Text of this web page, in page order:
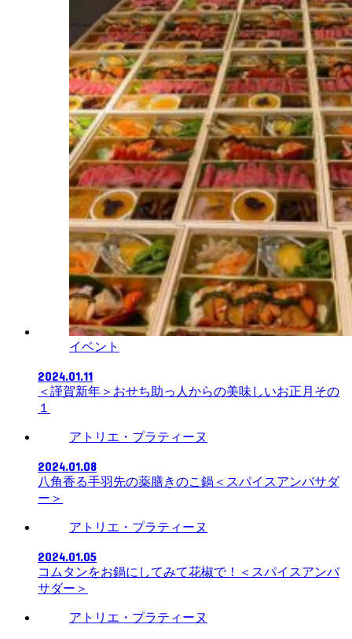
イベント
2024.01.11
＜謹賀新年＞おせち助っ人からの美味しいお正月その
１
アトリエ・プラティーヌ
2024.01.08
八角香る手羽先の薬膳きのこ鍋＜スパイスアンバサダ
ー＞
アトリエ・プラティーヌ
2024.01.05
コムタンをお鍋にしてみて花椒で！＜スパイスアンバ
サダー＞
アトリエ・プラティーヌ